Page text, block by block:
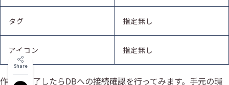
タグ 指定無し
アイコン 指定無し
作成が完了したらDBへの接続確認を行ってみます。手元の環
Share